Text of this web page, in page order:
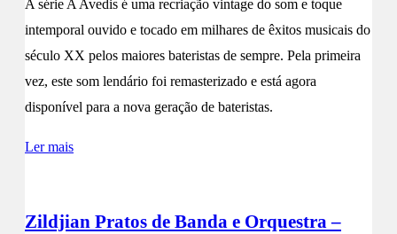
A série A Avedis é uma recriação vintage do som e toque
intemporal ouvido e tocado em milhares de êxitos musicais do
século XX pelos maiores bateristas de sempre. Pela primeira
vez, este som lendário foi remasterizado e está agora
disponível para a nova geração de bateristas.
Ler mais
Zildjian Pratos de Banda e Orquestra –